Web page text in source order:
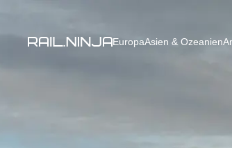
EuropaAsien & Ozeanien